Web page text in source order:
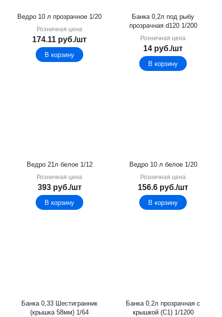
Ведро 10 л прозрачное 1/20
Розничная цена
174.11 руб./шт
В корзину
Банка 0,2л под рыбу
прозрачная d120 1/200
Розничная цена
14 руб./шт
В корзину
Ведро 21л белое 1/12
Розничная цена
393руб./шт
В корзину
Ведро 10 л белое 1/20
Розничная цена
156.6 руб./шт
В корзину
Банка 0,33 Шестигранник
(крышка 58мм) 1/64
Банка 0,2л прозрачная с
крышкой (С1) 1/1200